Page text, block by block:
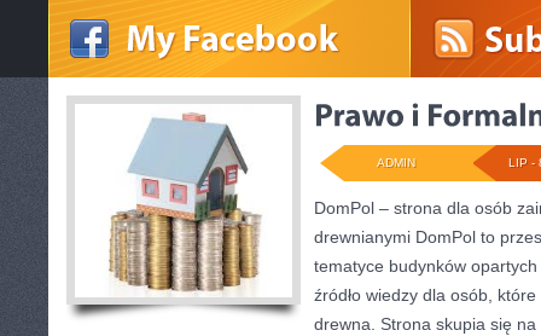
LIP -
ADMIN
DomPol – strona dla osób
drewnianymi DomPol to
tematyce budynków
źródło wiedzy dla osób,
drewna. Strona skupia się